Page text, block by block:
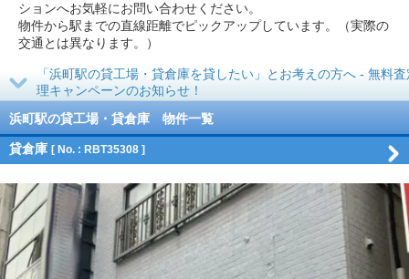
ションへお気軽にお問い合わせください。
物件から駅までの直線距離でピックアップしています。（実際の
交通とは異なります。）
「浜町駅の貸工場・貸倉庫を貸したい」とお考えの方へ - 無料
理キャンペーンのお知らせ！
浜町駅の貸工場・貸倉庫 物件一覧
貸倉庫 [ No. : RBT35308 ]